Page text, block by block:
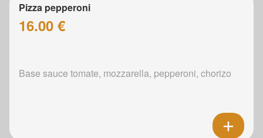
Pizza pepperoni
16.00 €
Base sauce tomate, mozzarella, pepperoni, chorizo